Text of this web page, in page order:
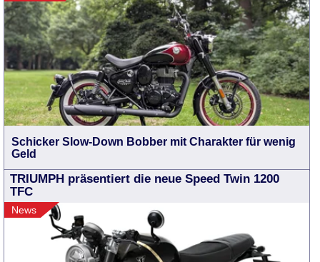
Schicker Slow-Down Bobber mit Charakter für wenig
Geld
TRIUMPH präsentiert die neue Speed Twin 1200
TFC
News